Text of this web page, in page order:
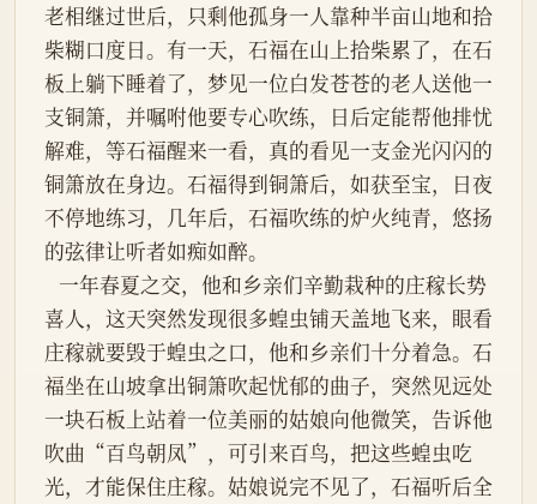
老相继过世后，只剩他孤身一人靠种半亩山地和拾
柴糊口度日。有一天，石福在山上拾柴累了，在石
板上躺下睡着了，梦见一位白发苍苍的老人送他一
支铜箫，并嘱咐他要专心吹练，日后定能帮他排忧
解难，等石福醒来一看，真的看见一支金光闪闪的
铜箫放在身边。石福得到铜箫后，如获至宝，日夜
不停地练习，几年后，石福吹练的炉火纯青，悠扬
的弦律让听者如痴如醉。
喜人，这天突然发现很多蝗虫铺天盖地飞来，眼看
庄稼就要毁于蝗虫之口，他和乡亲们十分着急。石
福坐在山坡拿出铜箫吹起忧郁的曲子，突然见远处
一块石板上站着一位美丽的姑娘向他微笑，告诉他
吹曲“百鸟朝凤”，可引来百鸟，把这些蝗虫吃
光，才能保住庄稼。姑娘说完不见了，石福听后全